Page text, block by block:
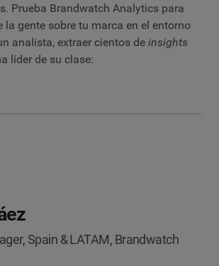
Prueba Brandwatch Analytics para
la gente sobre tu marca en el entorno
analista, extraer cientos de insights
líder de su clase:
Spain & LATAM, Brandwatch